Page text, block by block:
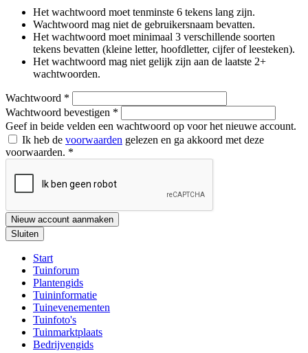
Het wachtwoord moet tenminste 6 tekens lang zijn.
Wachtwoord mag niet de gebruikersnaam bevatten.
Het wachtwoord moet minimaal 3 verschillende soorten
tekens bevatten (kleine letter, hoofdletter, cijfer of leesteken).
Het wachtwoord mag niet gelijk zijn aan de laatste 2+
wachtwoorden.
Wachtwoord *
Wachtwoord bevestigen *
Geef in beide velden een wachtwoord op voor het nieuwe account.
Ik heb de voorwaarden gelezen en ga akkoord met deze
voorwaarden. *
Nieuw account aanmaken
Sluiten
Start
Tuinforum
Plantengids
Tuininformatie
Tuinevenementen
Tuinfoto's
Tuinmarktplaats
Bedrijvengids